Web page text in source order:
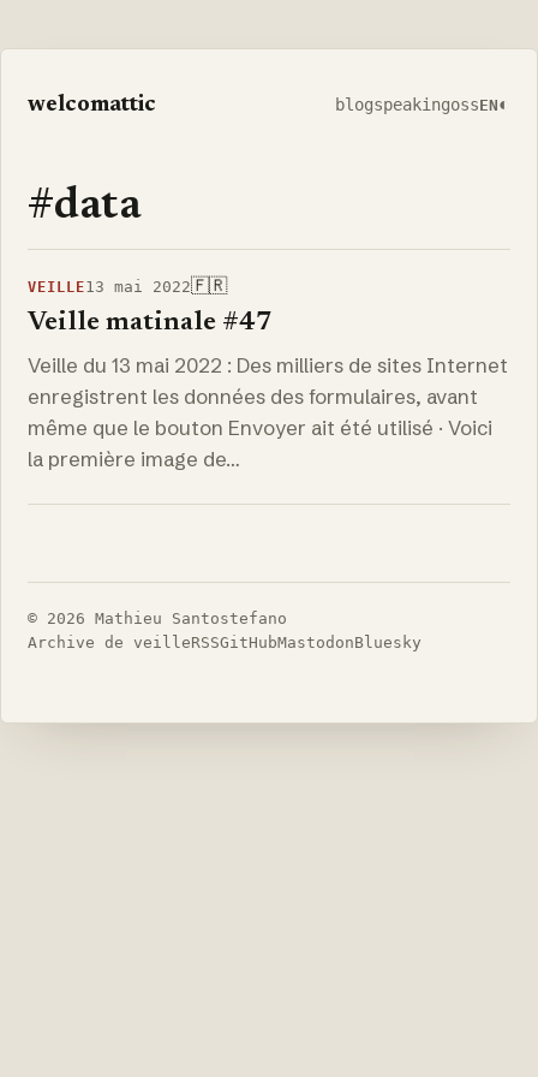
welcomattic blogspeakingossEN◐
#data
VEILLE13 mai 2022🇫🇷
Veille matinale #47
Veille du 13 mai 2022 : Des milliers de sites Internet
enregistrent les données des formulaires, avant
même que le bouton Envoyer ait été utilisé · Voici
la première image de…
© 2026 Mathieu Santostefano
Archive de veilleRSSGitHubMastodonBluesky